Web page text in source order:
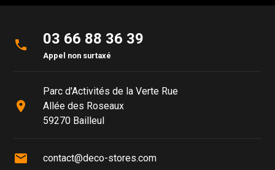
phone 03 66 88 36 39
Appel non surtaxé
place
Parc d'Activités de la Verte Rue
Allée des Roseaux
59270 Bailleul
mail contact@deco-stores.com